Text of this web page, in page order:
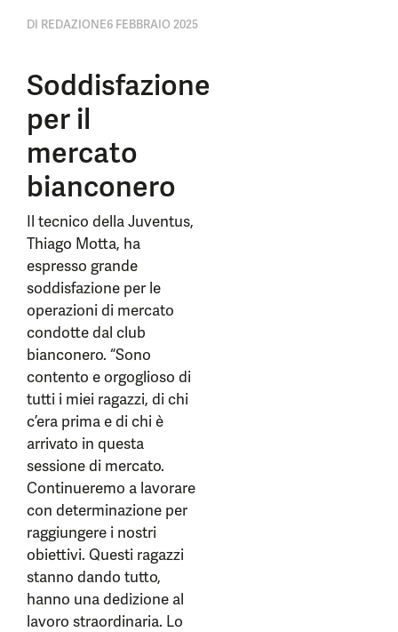
DI REDAZIONE6 FEBBRAIO 2025
Soddisfazione
per il
mercato
bianconero
Il tecnico della Juventus,
Thiago Motta, ha
espresso grande
soddisfazione per le
operazioni di mercato
condotte dal club
bianconero. “Sono
contento e orgoglioso di
tutti i miei ragazzi, di chi
c’era prima e di chi è
arrivato in questa
sessione di mercato.
Continueremo a lavorare
con determinazione per
raggiungere i nostri
obiettivi. Questi ragazzi
stanno dando tutto,
hanno una dedizione al
lavoro straordinaria. Lo